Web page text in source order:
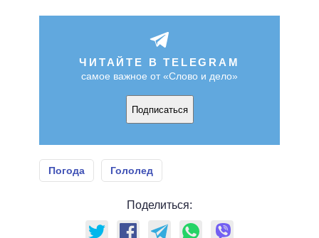
ЧИТАЙТЕ В TELEGRAM
самое важное от «Слово и дело»
Подписаться
Погода Гололед
Поделиться: